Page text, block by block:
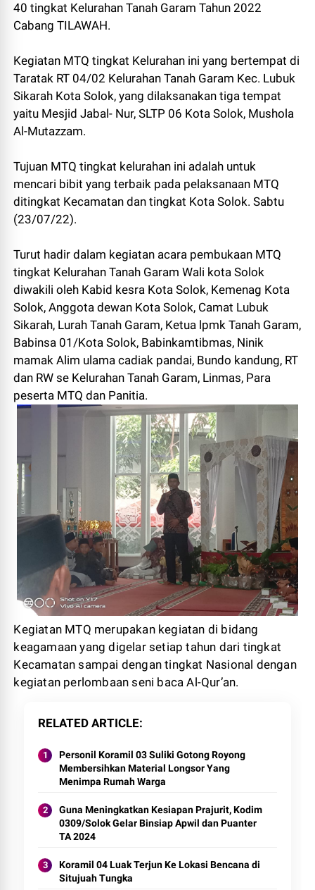
40 tingkat Kelurahan Tanah Garam Tahun 2022
Cabang TILAWAH.
Kegiatan MTQ tingkat Kelurahan ini yang bertempat di
Taratak RT 04/02 Kelurahan Tanah Garam Kec. Lubuk
Sikarah Kota Solok, yang dilaksanakan tiga tempat
yaitu Mesjid Jabal- Nur, SLTP 06 Kota Solok, Mushola
Al-Mutazzam.
Tujuan MTQ tingkat kelurahan ini adalah untuk
mencari bibit yang terbaik pada pelaksanaan MTQ
ditingkat Kecamatan dan tingkat Kota Solok. Sabtu
(23/07/22).
Turut hadir dalam kegiatan acara pembukaan MTQ
tingkat Kelurahan Tanah Garam Wali kota Solok
diwakili oleh Kabid kesra Kota Solok, Kemenag Kota
Solok, Anggota dewan Kota Solok, Camat Lubuk
Sikarah, Lurah Tanah Garam, Ketua lpmk Tanah Garam,
Babinsa 01/Kota Solok, Babinkamtibmas, Ninik
mamak Alim ulama cadiak pandai, Bundo kandung, RT
dan RW se Kelurahan Tanah Garam, Linmas, Para
peserta MTQ dan Panitia.
Kegiatan MTQ merupakan kegiatan di bidang
keagamaan yang digelar setiap tahun dari tingkat
Kecamatan sampai dengan tingkat Nasional dengan
kegiatan perlombaan seni baca Al-Qur’an.
RELATED ARTICLE
Personil Koramil 03 Suliki Gotong Royong
Membersihkan Material Longsor Yang
Menimpa Rumah Warga
Guna Meningkatkan Kesiapan Prajurit, Kodim
0309/Solok Gelar Binsiap Apwil dan Puanter
TA 2024
Koramil 04 Luak Terjun Ke Lokasi Bencana di
Situjuah Tungka